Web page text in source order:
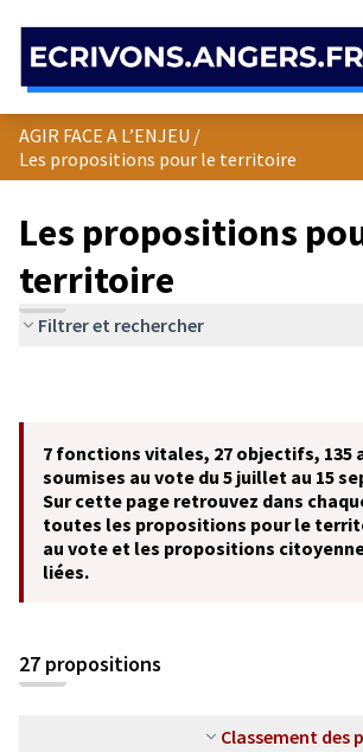
AGIR FACE A L’ENJEU /
Les propositions pour le territoire
Les propositions
territoire
Filtrer et rechercher
7 fonctions vitales, 27 objectifs, 135
soumises au vote du 5 juillet au 15
Sur cette page retrouvez dans
toutes les propositions pour le
au vote et les propositions
liées.
27 propositions
Classement des